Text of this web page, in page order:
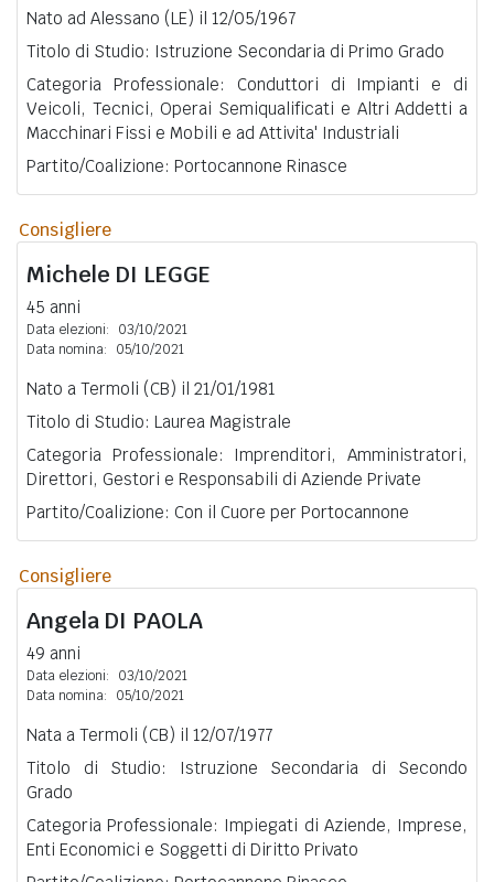
Nato ad Alessano (LE) il 12/05/1967
Titolo di Studio: Istruzione Secondaria di Primo Grado
Categoria Professionale: Conduttori di Impianti e di
Veicoli, Tecnici, Operai Semiqualificati e Altri Addetti a
Macchinari Fissi e Mobili e ad Attivita' Industriali
Partito/Coalizione: Portocannone Rinasce
Consigliere
Michele DI LEGGE
45 anni
Data elezioni:
03/10/2021
Data nomina:
05/10/2021
Nato a Termoli (CB) il 21/01/1981
Titolo di Studio: Laurea Magistrale
Categoria Professionale: Imprenditori, Amministratori,
Direttori, Gestori e Responsabili di Aziende Private
Partito/Coalizione: Con il Cuore per Portocannone
Consigliere
Angela DI PAOLA
49 anni
Data elezioni:
03/10/2021
Data nomina:
05/10/2021
Nata a Termoli (CB) il 12/07/1977
Titolo di Studio: Istruzione Secondaria di Secondo
Grado
Categoria Professionale: Impiegati di Aziende, Imprese,
Enti Economici e Soggetti di Diritto Privato